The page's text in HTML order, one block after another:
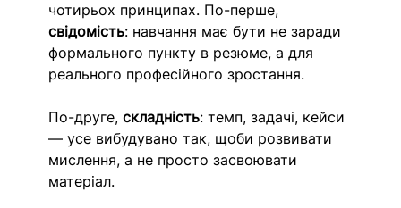
чотирьох принципах. По-перше,
свідомість: навчання має бути не заради
формального пункту в резюме, а для
реального професійного зростання.
По-друге, складність: темп, задачі, кейси
— усе вибудувано так, щоби розвивати
мислення, а не просто засвоювати
матеріал.